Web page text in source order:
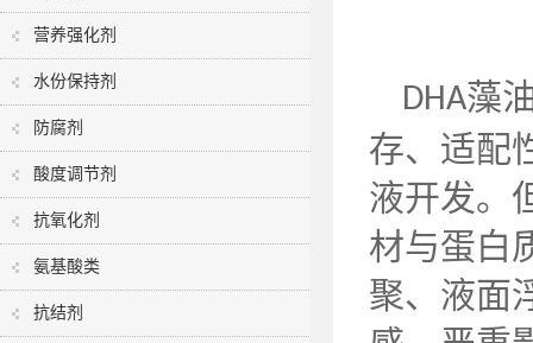
营养强化剂
水份保持剂
防腐剂
酸度调节剂
抗氧化剂
氨基酸类
抗结剂
DHA藻
存、适配
液开发。
材与蛋白
聚、液面